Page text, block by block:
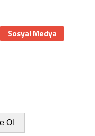
Sosyal Medya